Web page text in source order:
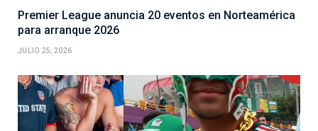
Premier League anuncia 20 eventos en Norteamérica
para arranque 2026
JULIO 25, 2026